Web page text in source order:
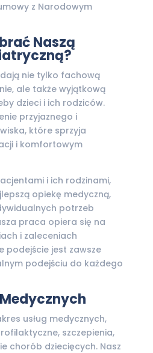
z Narodowym
Naszą
nie tylko fachową
ale także wyjątkową
dzieci i ich rodziców.
przyjaznego i
które sprzyja
i komfortowym
i ich rodzinami,
opiekę medyczną,
potrzeb
praca opiera się na
i zaleceniach
podejście jest zawsze
podejściu do każdego
usług medycznych,
szczepienia,
chorób dziecięcych. Nasz